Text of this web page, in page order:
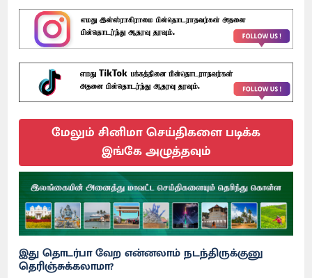
மேலும் சினிமா செய்திகளை படிக்க
இங்கே அழுத்தவும்
இது தொடர்பா வேற என்னலாம் நடந்திருக்குனு
தெரிஞ்சுக்கலாமா?